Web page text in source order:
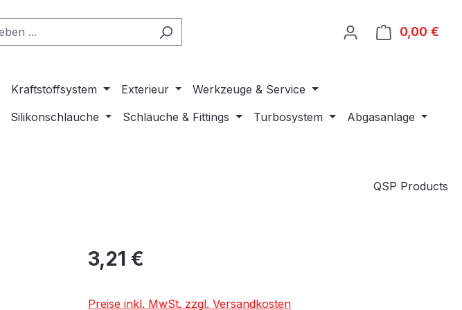
0,00 €
Kraftstoffsystem Exterieur
Werkzeuge & Service
Silikonschläuche Schläuche & Fittings Turbosystem Abgasanlage
QSP Products
3,21 €
Preise inkl. MwSt. zzgl. Versandkosten